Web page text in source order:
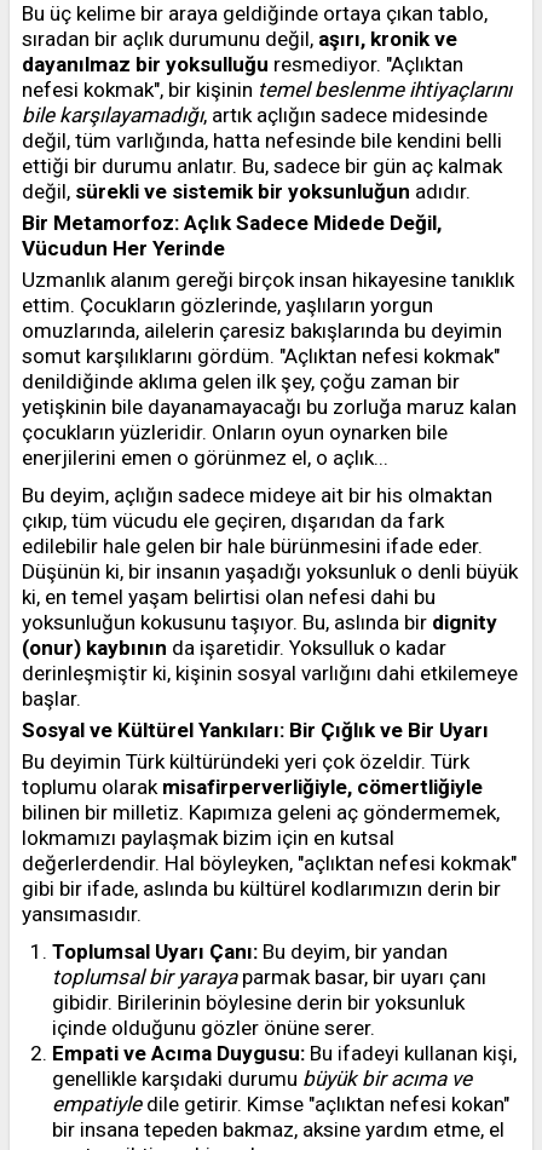
Bu üç kelime bir araya geldiğinde ortaya çıkan tablo,
sıradan bir açlık durumunu değil, aşırı, kronik ve
dayanılmaz bir yoksulluğu resmediyor. "Açlıktan
nefesi kokmak", bir kişinin temel beslenme ihtiyaçlarını
bile karşılayamadığı, artık açlığın sadece midesinde
değil, tüm varlığında, hatta nefesinde bile kendini belli
ettiği bir durumu anlatır. Bu, sadece bir gün aç kalmak
değil, sürekli ve sistemik bir yoksunluğun adıdır.
Bir Metamorfoz: Açlık Sadece Midede Değil,
Vücudun Her Yerinde
Uzmanlık alanım gereği birçok insan hikayesine tanıklık
ettim. Çocukların gözlerinde, yaşlıların yorgun
omuzlarında, ailelerin çaresiz bakışlarında bu deyimin
somut karşılıklarını gördüm. "Açlıktan nefesi kokmak"
denildiğinde aklıma gelen ilk şey, çoğu zaman bir
yetişkinin bile dayanamayacağı bu zorluğa maruz kalan
çocukların yüzleridir. Onların oyun oynarken bile
enerjilerini emen o görünmez el, o açlık...
Bu deyim, açlığın sadece mideye ait bir his olmaktan
çıkıp, tüm vücudu ele geçiren, dışarıdan da fark
edilebilir hale gelen bir hale bürünmesini ifade eder.
Düşünün ki, bir insanın yaşadığı yoksunluk o denli büyük
ki, en temel yaşam belirtisi olan nefesi dahi bu
yoksunluğun kokusunu taşıyor. Bu, aslında bir dignity
(onur) kaybının da işaretidir. Yoksulluk o kadar
derinleşmiştir ki, kişinin sosyal varlığını dahi etkilemeye
başlar.
Sosyal ve Kültürel Yankıları: Bir Çığlık ve Bir Uyarı
Bu deyimin Türk kültüründeki yeri çok özeldir. Türk
toplumu olarak misafirperverliğiyle, cömertliğiyle
bilinen bir milletiz. Kapımıza geleni aç göndermemek,
lokmamızı paylaşmak bizim için en kutsal
değerlerdendir. Hal böyleyken, "açlıktan nefesi kokmak"
gibi bir ifade, aslında bu kültürel kodlarımızın derin bir
yansımasıdır.
Toplumsal Uyarı Çanı: Bu deyim, bir yandan
toplumsal bir yarayaparmak basar, bir uyarı çanı
gibidir. Birilerinin böylesine derin bir yoksunluk
içinde olduğunu gözler önüne serer.
Empati ve Acıma Duygusu: Bu ifadeyi kullanan kişi,
genellikle karşıdaki durumu büyük bir acıma ve
empatiyledile getirir. Kimse "açlıktan nefesi kokan"
bir insana tepeden bakmaz, aksine yardım etme, el